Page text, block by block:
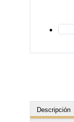
Descripción